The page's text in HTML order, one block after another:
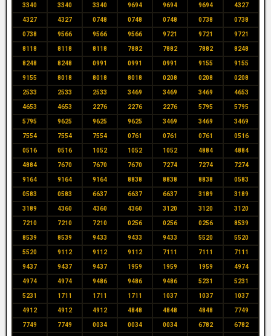
3340 3340 3340 9694 9694 9694 4327
4327 4327 0748 0748 0748 0738 0738
0738 9566 9566 9566 9721 9721 9721
8118 8118 8118 7882 7882 7882 8248
8248 8248 0991 0991 0991 9155 9155
9155 8018 8018 8018 0208 0208 0208
2533 2533 2533 3469 3469 3469 4653
4653 4653 2276 2276 2276 5795 5795
5795 9625 9625 9625 3469 3469 3469
7554 7554 7554 0761 0761 0761 0516
0516 0516 1052 1052 1052 4884 4884
4884 7670 7670 7670 7274 7274 7274
9164 9164 9164 8838 8838 8838 0583
0583 0583 6637 6637 6637 3189 3189
3189 4360 4360 4360 3120 3120 3120
7210 7210 7210 0256 0256 0256 8539
8539 8539 9433 9433 9433 5520 5520
5520 9112 9112 9112 7111 7111 7111
9437 9437 9437 1959 1959 1959 4974
4974 4974 9486 9486 9486 5231 5231
5231 1711 1711 1711 1037 1037 1037
4912 4912 4912 4848 4848 4848 7749
7749 7749 0034 0034 0034 6782 6782